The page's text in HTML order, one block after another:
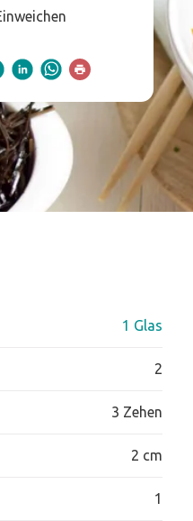
1 Glas
2
3 Zehen
2 cm
1